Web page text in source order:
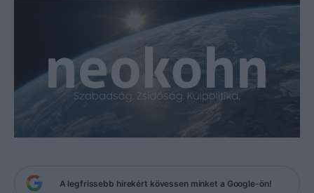
A legfrissebb hírekért kövessen minket a Google-ön!